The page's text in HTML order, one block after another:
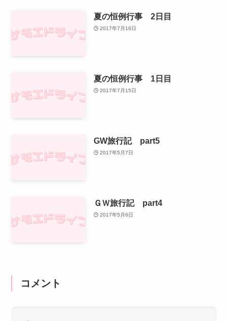
夏の恒例行事 2日目
2017年7月16日
夏の恒例行事 1日目
2017年7月15日
GW旅行記 part5
2017年5月7日
ＧＷ旅行記 part4
2017年5月6日
コメント